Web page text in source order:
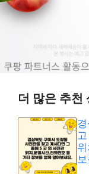
더 많은 추천